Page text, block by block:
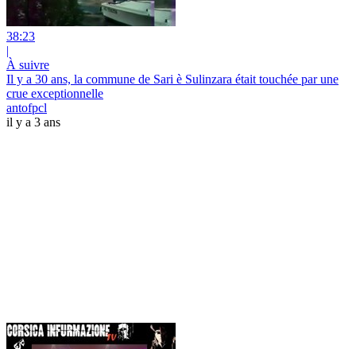
38:23
|
À suivre
Il y a 30 ans, la commune de Sari è Sulinzara était touchée par une
crue exceptionnelle
antofpcl
il y a 3 ans